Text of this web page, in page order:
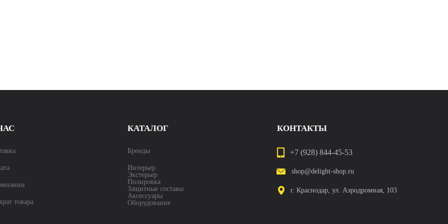
товара
КАТАЛОГ
Бренды
Интерьер
Экстерьер
Полировка
Защитные составы
Аксессуары
Оборудование
КОНТАКТЫ
+7 (928) 844-45-53
shop@delight-shop.ru
г. Краснодар, ул. Аэродромная, 103